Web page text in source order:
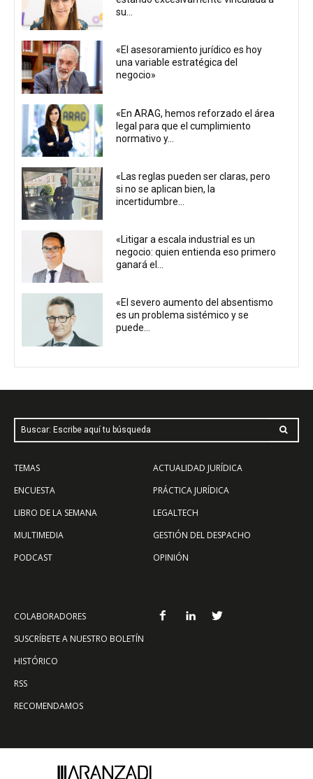
su...
«El asesoramiento jurídico es hoy
una variable estratégica del
negocio»
«En ARAG, hemos reforzado el área
legal para que el cumplimiento
normativo y...
«Las reglas pueden ser claras, pero
si no se aplican bien, la
incertidumbre...
«Litigar a escala industrial es un
negocio: quien entienda eso primero
ganará el...
«El severo aumento del absentismo
es un problema sistémico y se
puede...
Buscar: Escribe aquí tu búsqueda
TEMAS
ENCUESTA
LIBRO DE LA SEMANA
MULTIMEDIA
PODCAST
ACTUALIDAD JURÍDICA
PRÁCTICA JURÍDICA
LEGALTECH
GESTIÓN DEL DESPACHO
OPINIÓN
COLABORADORES
SUSCRÍBETE A NUESTRO BOLETÍN
HISTÓRICO
RSS
RECOMENDAMOS